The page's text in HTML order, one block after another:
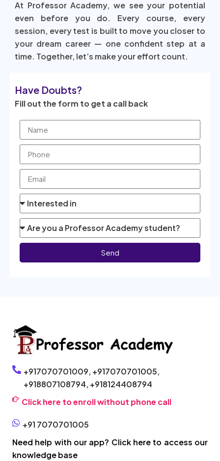
At Professor Academy, we see your potential
even before you do. Every course, every
session, every test is built to move you closer to
your dream career — one confident step at a
time. Together, let’s make your effort count.
Have Doubts?
Fill out the form to get a call back
Send
+917070701009, +917070701005,
+918807108794, +918124408794
Click here to enroll without phone call
+91 7070701005
Need help with our app? Click here to access our
knowledge base